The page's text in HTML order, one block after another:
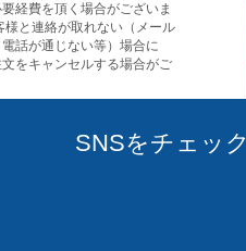
経費を頂く場合がございま
様と連絡が取れない（メール
話が通じない等）場合に
をキャンセルする場合がご
SNSをチェック